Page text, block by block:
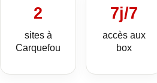
2
sites à
Carquefou
7j/7
accès aux
box